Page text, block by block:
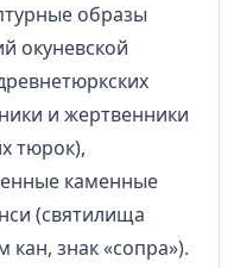
образы
окуневской
и жертвенники
тюрок),
каменные
(святилища
кан, знак «сопра»).